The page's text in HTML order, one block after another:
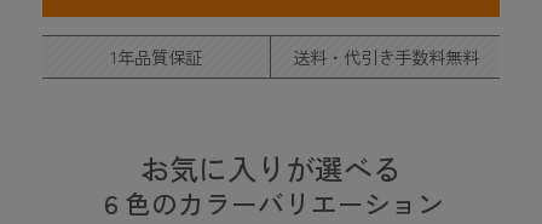
1年品質保証 送料・代引き手数料無料
お気に入りが選べる
６色のカラーバリエーション